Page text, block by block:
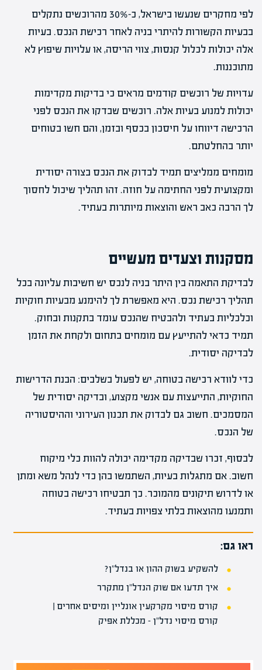
לפי מחקרים שנעשו בישראל, כ-30% מהרוכשים נתקלים
בבעיות הקשורות להיתרי בניה לאחר רכישת הנכס. בעיות
אלה יכולות לכלול קנסות, צווי הריסה, או עלויות שיפוץ לא
מתוכננות.
עדויות של רוכשים קודמים מראים כי בדיקות מקדימות
יכולות למנוע בעיות אלה. רוכשים שבדקו את הנכס לפני
הרכישה דיווחו על חיסכון בכסף ובזמן, והם חשו בטוחים
יותר בהחלטתם.
מומחים ממליצים תמיד לבדוק את הנכס בצורה יסודית
ומקצועית לפני החתימה על חוזה. זהו תהליך שיכול לחסוך
לך הרבה כאב ראש והוצאות מיותרות בעתיד.
מסקנות וצעדים מעשיים
לבדיקת התאמה בין היתר בניה לנכס יש חשיבות עליונה בכל
תהליך רכישת נכס. היא מאפשרת לך להימנע מבעיות חוקיות
וכלכליות בעתיד ולהבטיח שהנכס עומד בתקנות ובחוק.
תמיד כדאי להתייעץ עם מומחים בתחום ולקחת את הזמן
לבדיקה יסודית.
כדי לוודא רכישה בטוחה, יש לפעול בשלבים: הבנת הדרישות
החוקיות, התייעצות עם אנשי מקצוע, ובדיקה יסודית של
המסמכים. חשוב גם לבדוק את תכנון העירוני וההיסטוריה
של הנכס.
לבסוף, זכרו שבדיקה מקדימה יכולה להוות כלי מיקוח
חשוב. אם מתגלות בעיות, השתמשו בהן כדי לנהל משא ומתן
או לדרוש תיקונים מהמוכר. כך תבטיחו רכישה בטוחה
ותמנעו מהוצאות בלתי צפויות בעתיד.
ראו גם:
להשקיע בשוק ההון או בנדל"ן?
איך תדעו אם שוק הנדל"ן מתקרר
קורס מיסוי מקרקעין אונליין ומיסים אחרים |
קורס מיסוי נדל"ן – מכללת אפיק